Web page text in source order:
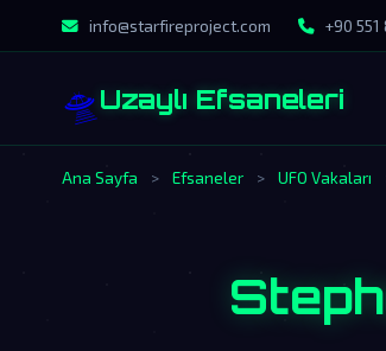
info@starfireproject.com +90 551
🛸Uzaylı Efsaneleri
Ana Sayfa > Efsaneler > UFO Vakaları